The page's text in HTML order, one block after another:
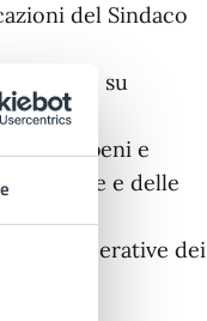
del Sindaco
anche su
di beni e
e delle
operative dei